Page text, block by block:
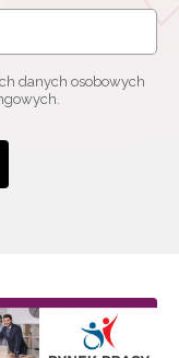
danych osobowych